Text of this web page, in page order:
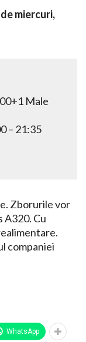
miercuri,
Male
– 21:35
Zborurile vor
A320. Cu
companiei
WhatsApp